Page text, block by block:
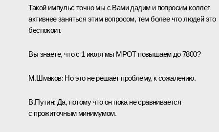
Такой импульс точно мы с Вами дадим и попросим коллег
активнее заняться этим вопросом, тем более что людей это
беспокоит.
Вы знаете, что с 1 июля мы МРОТ повышаем до 7800?
М.Шмаков: Но это не решает проблему, к сожалению.
В.Путин: Да, потому что он пока не сравнивается
с прожиточным минимумом.